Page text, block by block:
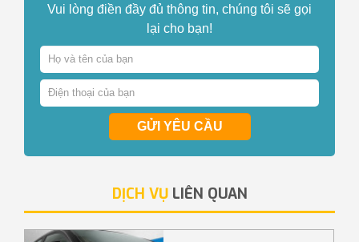
Vui lòng điền đầy đủ thông tin, chúng tôi sẽ gọi
lại cho bạn!
GỬI YÊU CẦU
DỊCH VỤLIÊN QUAN